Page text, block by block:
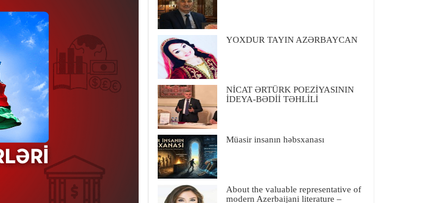
YOXDUR TAYIN AZƏRBAYCAN
NİCAT ƏRTÜRK POEZİYASININ
İDEYA-BƏDİİ TƏHLİLİ
Müasir insanın həbsxanası
About the valuable representative of
modern Azerbaijani literature –